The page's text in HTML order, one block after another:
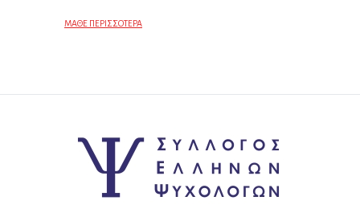
ΜΑΘΕ ΠΕΡΙΣΣΟΤΕΡΑ